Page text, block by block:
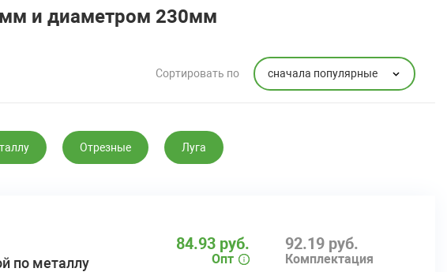
и диаметром 230мм
Сортировать по сначала популярные
Отрезные Луга
по металлу
92.19 руб.
Комплектация
84.93 руб.
Опт